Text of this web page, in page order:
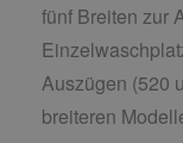
fünf Breiten zur
Auszügen (520
breiteren